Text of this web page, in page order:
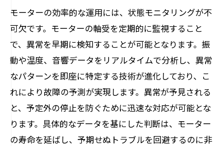
モーターの効率的な運用には、状態モニタリングが不
可欠です。モーターの軸受を定期的に監視すること
で、異常を早期に検知することが可能となります。振
動や温度、音響データをリアルタイムで分析し、異常
なパターンを即座に特定する技術が進化しており、こ
れにより故障の予測が実現します。異常が予見される
と、予定外の停止を防ぐために迅速な対応が可能とな
ります。具体的なデータを基にした判断は、モーター
の寿命を延ばし、予期せぬトラブルを回避するのに非